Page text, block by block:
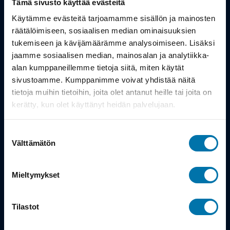
Tämä sivusto käyttää evästeitä
Käytämme evästeitä tarjoamamme sisällön ja mainosten
räätälöimiseen, sosiaalisen median ominaisuuksien
tukemiseen ja kävijämäärämme analysoimiseen. Lisäksi
jaamme sosiaalisen median, mainosalan ja analytiikka-
alan kumppaneillemme tietoja siitä, miten käytät
sivustoamme. Kumppanimme voivat yhdistää näitä
tietoja muihin tietoihin, joita olet antanut heille tai joita on
kerätty, kun olet käyttänyt heidän palvelujaan.
valinta
Välttämätön
Mieltymykset
Tilastot
Työsuhdepyörä
Info
Toimitus
Takuu ja palautukset
Maksutavat